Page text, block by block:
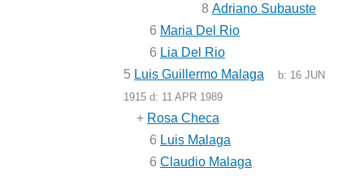
8 Adriano Subauste
6 Maria Del Rio
6 Lia Del Rio
5 Luis Guillermo Malaga b: 16 JUN
1915 d: 11 APR 1989
+ Rosa Checa
6 Luis Malaga
6 Claudio Malaga